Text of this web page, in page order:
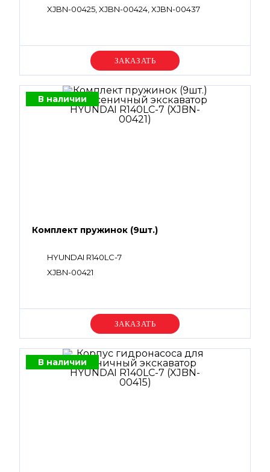
XJBN-00425, XJBN-00424, XJBN-00437
Уточняйте цену
В наличии
Комплект пружинок (9шт.)
HYUNDAI R140LC-7
XJBN-00421
Уточняйте цену
В наличии